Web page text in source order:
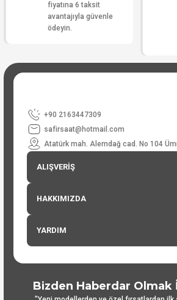
fiyatına 6 taksit
avantajıyla güvenle
ödeyin.
+90 2163447309
safirsaat@hotmail.com
Atatürk mah. Alemdağ cad. No 104
ALIŞVERİŞ
HAKKIMIZDA
YARDIM
Bizden Haberdar Olmak